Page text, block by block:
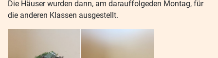
Die Häuser wurden dann, am darauffolgeden Montag, für
die anderen Klassen ausgestellt.